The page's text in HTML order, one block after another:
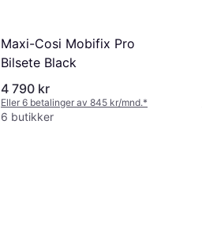
Maxi-Cosi Mobifix Pro
Bilsete Black
4 790 kr
Eller 6 betalinger av 845 kr/mnd.*
6 butikker